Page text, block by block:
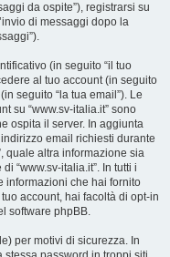
da ospite”), registrarsi su
di messaggi dopo la
(in seguito “il tuo
al tuo account (in seguito
seguito “la tua email”). Le
su “www.sv-italia.it” sono
ospita il server. In aggiunta
email richiesti durante
quale altra informazione sia
“www.sv-italia.it”. In tutti i
informazioni che hai fornito
account, hai facoltà di opt-in
software phpBB.
per motivi di sicurezza. In